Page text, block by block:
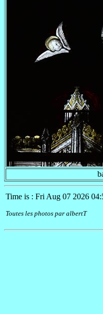
Time is : Fri Aug 07 2026
Toutes les photos par albertT